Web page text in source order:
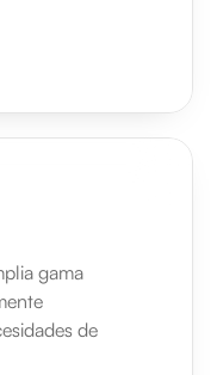
gama
de